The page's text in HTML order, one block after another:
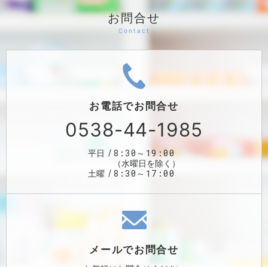
お問合せ
お電話でお問合せ
0538-44-1985
平日 8:30～19:00
（水曜日を除く）
土曜
8:30～17:00
メールでお問合せ